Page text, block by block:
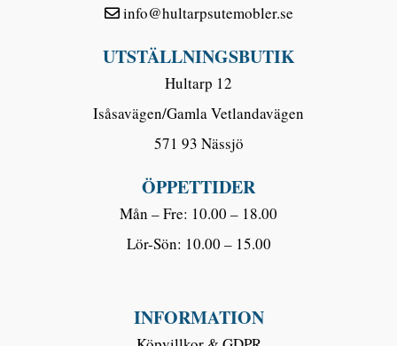
info@hultarpsutemobler.se
UTSTÄLLNINGSBUTIK
Hultarp 12
Isåsavägen/Gamla Vetlandavägen
571 93 Nässjö
ÖPPETTIDER
Mån – Fre: 10.00 – 18.00
Lör-Sön: 10.00 – 15.00
INFORMATION